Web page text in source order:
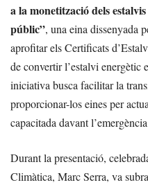
a la monetització dels
públic”, una eina dissenyada
aprofitar els Certificats
de convertir l’estalvi energètic
iniciativa busca facilitar la
proporcionar-los eines per
capacitada davant
Durant la presentació,
Climàtica, Marc Serra, va